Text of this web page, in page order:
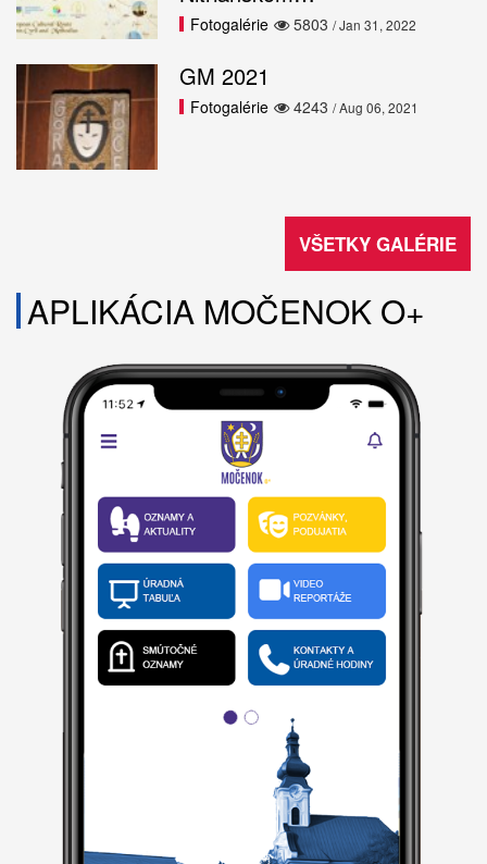
5803
Fotogalérie / Jan 31, 2022
GM 2021
4243
Fotogalérie / Aug 06, 2021
VŠETKY GALÉRIE
APLIKÁCIA MOČENOK O+